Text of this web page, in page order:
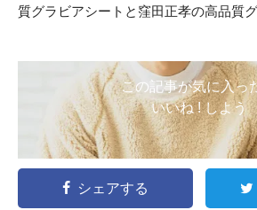
質グラビアシートと窪田正孝の高品質
この記事が気に入っ
いいね ! しよう
シェアする